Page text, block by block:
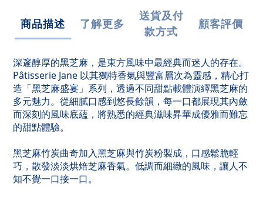
商品描述 了解更多
送貨及付
款方式
顧客評價
深邃醇厚的黑芝麻，是東方風味中最經典而迷人的存在。
Pâtisserie Jane 以其獨特香氣與豐富層次為靈感，精心打
造「黑芝麻盛宴」系列，透過不同甜點載體演繹黑芝麻的
多元魅力。從細膩口感到悠長餘韻，每一口都展現其內斂
而深刻的風味底蘊，將熟悉的經典滋味昇華成優雅而難忘
的甜點體驗。
黑芝麻竹炭曲奇加入黑芝麻與竹炭粉製成，口感鬆脆輕
巧，散發淡淡烘焙芝麻香氣。低調而細緻的風味，讓人不
知不覺一口接一口。